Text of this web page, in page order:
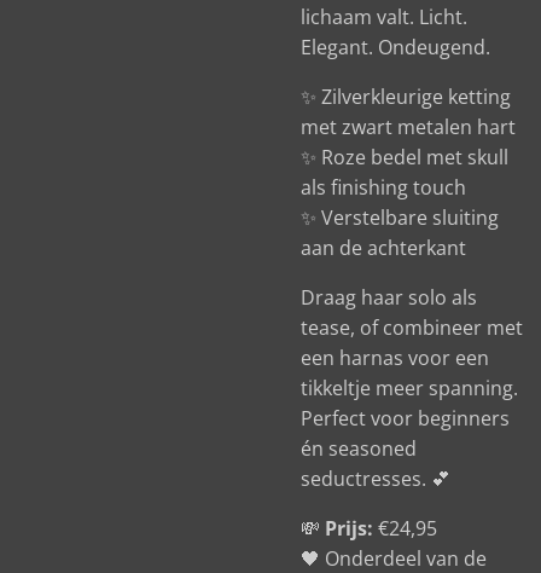
lichaam valt. Licht.
Elegant. Ondeugend.
✨ Zilverkleurige ketting
met zwart metalen hart
✨ Roze bedel met skull
als finishing touch
✨ Verstelbare sluiting
aan de achterkant
Draag haar solo als
tease, of combineer met
een harnas voor een
tikkeltje meer spanning.
Perfect voor beginners
én seasoned
seductresses. 💕
💸 Prijs: €24,95
🖤 Onderdeel van de